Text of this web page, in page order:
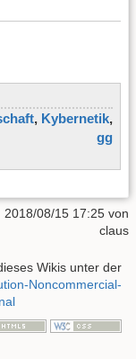
, Kybernetik,
gg
2018/08/15 17:25 von
claus
Wikis unter der
Noncommercial-